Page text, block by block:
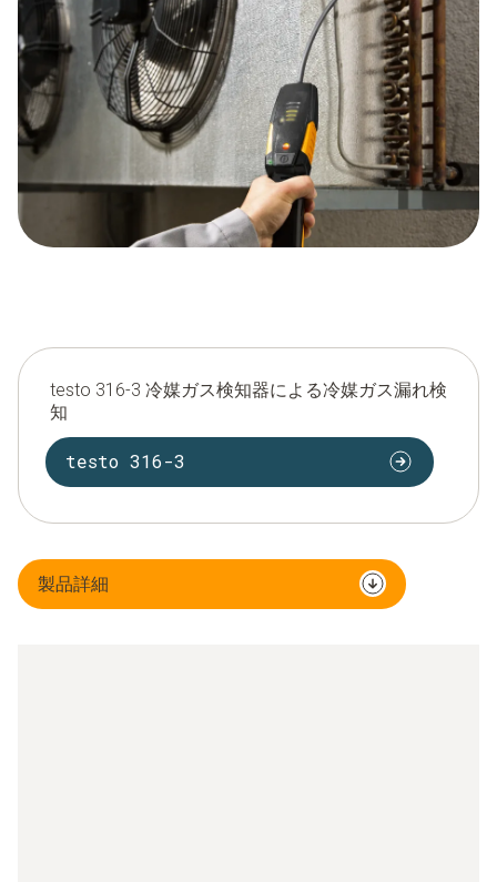
testo 316-3 冷媒ガス検知器による冷媒ガス漏れ検
知
testo 316-3
製品詳細